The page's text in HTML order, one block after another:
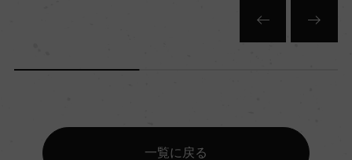
一覧に戻る